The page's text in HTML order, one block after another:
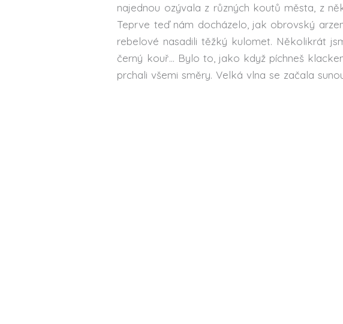
najednou ozývala z různých koutů města, z
Teprve teď nám docházelo, jak obrovský
rebelové nasadili těžký kulomet. Několikrát
černý kouř… Bylo to, jako když píchneš
prchali všemi směry. Velká vlna se začala